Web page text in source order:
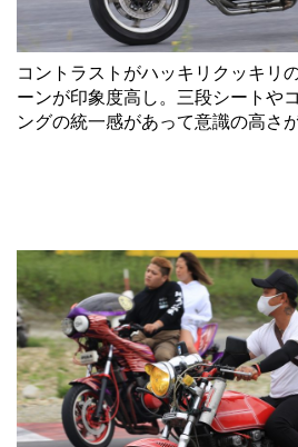
コントラストがハッキリクッキリ
ーンが印象度高し。三段シートや
ングの統一感があって意識の高さ